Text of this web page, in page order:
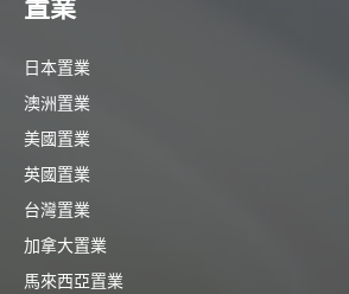
置業
日本置業
澳洲置業
美國置業
英國置業
台灣置業
加拿大置業
馬來西亞置業